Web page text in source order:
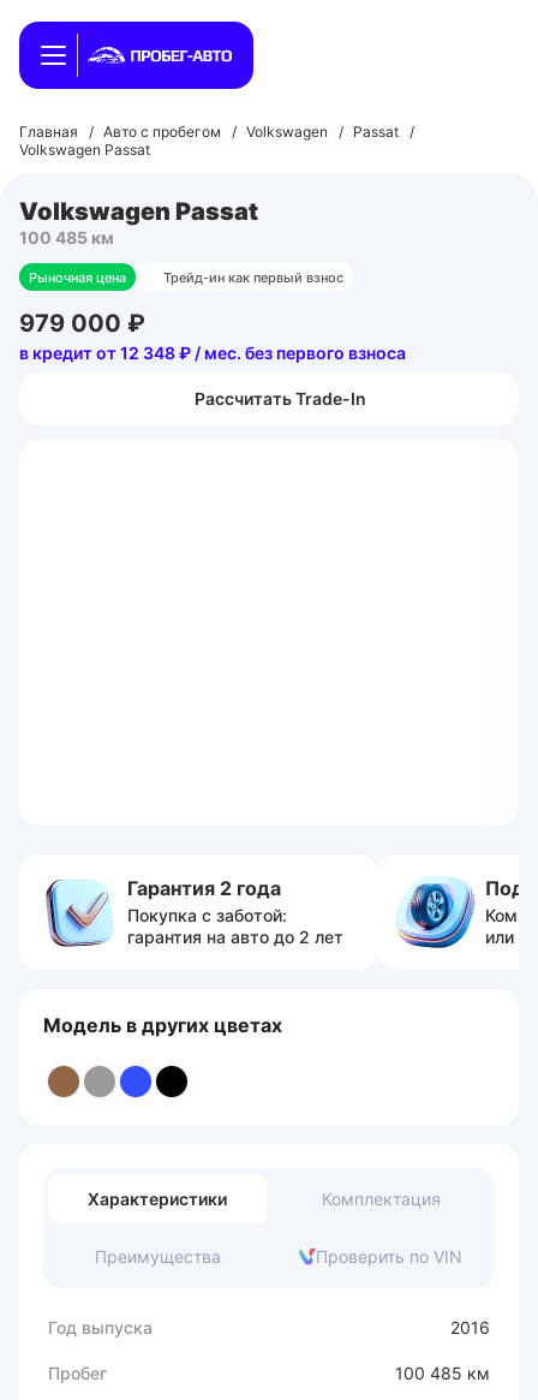
Главная / Авто с пробегом / Volkswagen / Passat /
Volkswagen Passat
Volkswagen Passat
100 485 км
Рыночная цена Трейд-ин как первый взнос
979 000 ₽
в кредит от 12 348 ₽ / мес. без первого взноса
Рассчитать Trade-In
Гарантия 2 года
Покупка с заботой:
гарантия на авто до 2 лет
или
Модель в других цветах
Характеристики Комплектация
Преимущества Проверить по VIN
Год выпуска 2016
Пробег 100 485 км